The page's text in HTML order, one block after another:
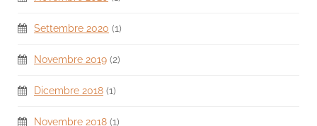
Settembre 2020 (1)
Novembre 2019 (2)
Dicembre 2018 (1)
Novembre 2018 (1)